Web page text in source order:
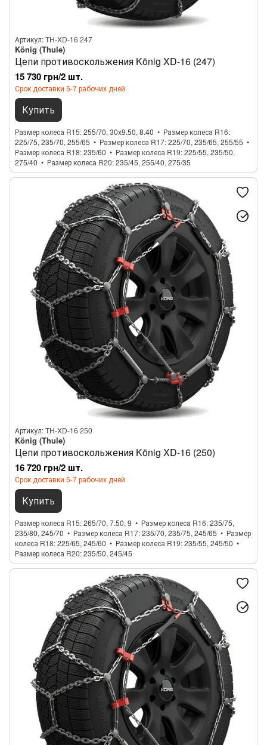
Артикул: TH-XD-16 247
König (Thule)
Цепи противоскольжения König XD-16 (247)
15 730 грн/2 шт.
Срок доставки 5-7 рабочих дней
Купить
Размер колеса R15 255/70, 30x9.50, 8.40
Размер колеса R16
225/75, 235/70, 255/65
Размер колеса R17 225/70, 235/65, 255/55
Размер колеса R18 235/60 Размер колеса R19 225/55, 235/50,
275/40
Размер колеса R20 235/45, 255/40, 275/35
Артикул: TH-XD-16 250
König (Thule)
Цепи противоскольжения König XD-16 (250)
16 720 грн/2 шт.
Срок доставки 5-7 рабочих дней
Купить
Размер колеса R15 265/70, 7.50, 9 Размер колеса R16 235/75,
235/80, 245/70
Размер колеса R17 235/70, 235/75, 245/65
Размер
колеса R18 225/65, 245/60 Размер колеса R19 235/55, 245/50
Размер колеса R20 235/50, 245/45